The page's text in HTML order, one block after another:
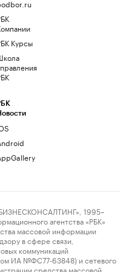
Курсы
1995–
агентства «РБК»
массовой информации
в сфере связи,
коммуникаций
ИА №ФС77-63848) и сетевого
средства массовой